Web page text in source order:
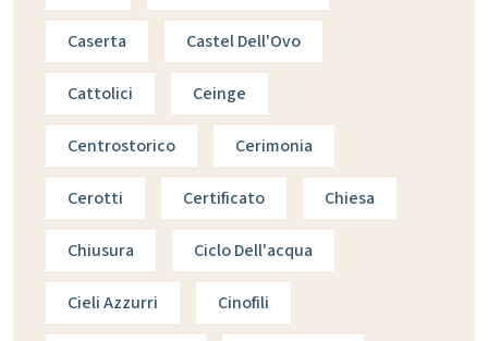
Caserta Castel Dell'Ovo
Cattolici Ceinge
Centrostorico Cerimonia
Cerotti Certificato Chiesa
Chiusura Ciclo Dell'acqua
Cieli Azzurri Cinofili